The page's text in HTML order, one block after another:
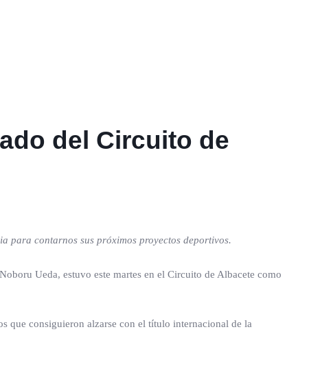
del Circuito de
para contarnos sus próximos proyectos deportivos.
Ueda, estuvo este martes en el Circuito de Albacete como
que consiguieron alzarse con el título internacional de la